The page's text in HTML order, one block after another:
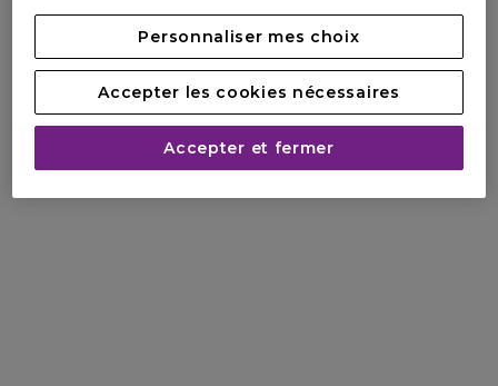
Personnaliser mes choix
Accepter les cookies nécessaires
Accepter et fermer